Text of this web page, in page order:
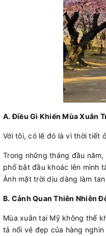
A. Điều Gì Khiến Mùa Xuân
Với tôi, có lẽ đó là vì thời tiết
Trong những tháng đầu
phố bắt đầu khoác lên mình
Ánh mặt trời dịu dàng làm
B. Cảnh Quan Thiên Nhiên
Mùa xuân tại Mỹ không thể
tả nổi vẻ đẹp của hàng